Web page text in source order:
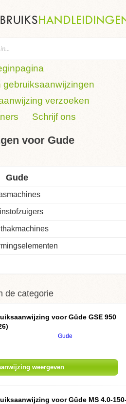
gebruiksaanwijzingen
verzoeken
Schrijf ons
voor Gude
Gude
de categorie
voor Güde GSE 950
Gude
weergeven
voor Güde MS 4.0-